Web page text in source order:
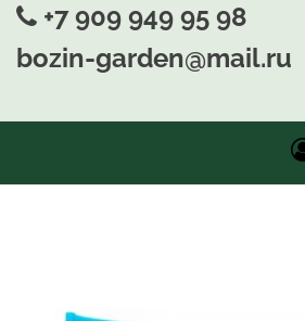
+7 909 949 95 98
bozin-garden@mail.ru